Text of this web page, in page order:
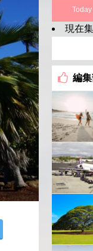
Today
現在
編